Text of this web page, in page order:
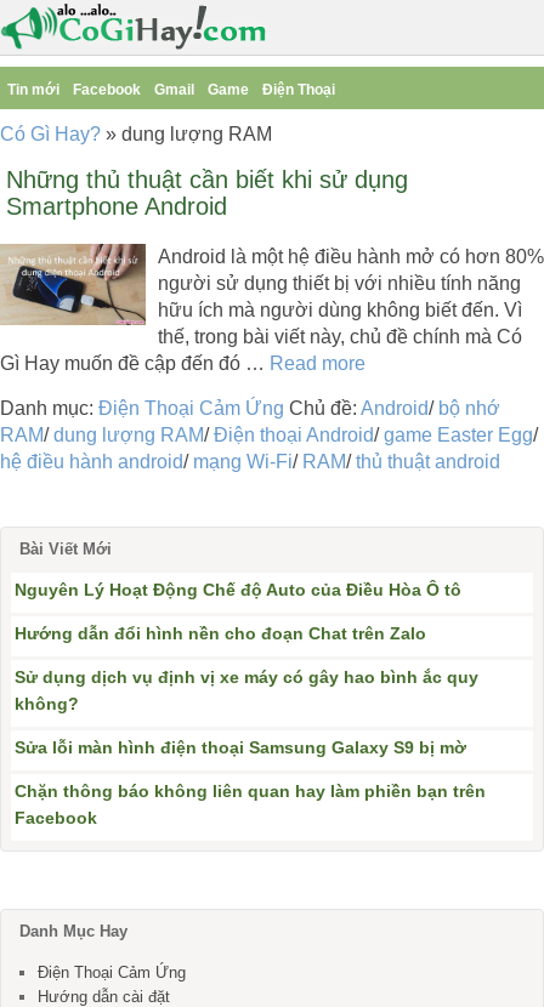
Tin mới Facebook Gmail Game Điện Thoại
Có Gì Hay? » dung lượng RAM
Những thủ thuật cần biết khi sử dụng
Smartphone Android
Android là một hệ điều hành mở có hơn 80%
người sử dụng thiết bị với nhiều tính năng
hữu ích mà người dùng không biết đến. Vì
thế, trong bài viết này, chủ đề chính mà Có
Gì Hay muốn đề cập đến đó … Read more
Danh mục: Điện Thoại Cảm Ứng Chủ đề: Android/ bộ nhớ
RAM/dung lượng RAM/Điện thoại Android/game Easter Egg/
hệ điều hành android/ mạng Wi-Fi/ RAM/thủ thuật android
Bài Viết Mới
Nguyên Lý Hoạt Động Chế độ Auto của Điều Hòa Ô tô
Hướng dẫn đổi hình nền cho đoạn Chat trên Zalo
Sử dụng dịch vụ định vị xe máy có gây hao bình ắc quy
không?
Sửa lỗi màn hình điện thoại Samsung Galaxy S9 bị mờ
Chặn thông báo không liên quan hay làm phiền bạn trên
Facebook
Danh Mục Hay
Điện Thoại Cảm Ứng
Hướng dẫn cài đặt